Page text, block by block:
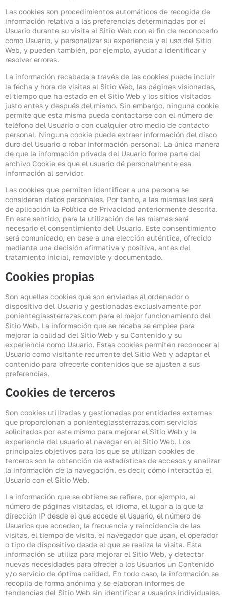
Las cookies son procedimientos automáticos de recogida de
información relativa a las preferencias determinadas por el
Usuario durante su visita al Sitio Web con el fin de reconocerlo
como Usuario, y personalizar su experiencia y el uso del Sitio
Web, y pueden también, por ejemplo, ayudar a identificar y
resolver errores.
La información recabada a través de las cookies puede incluir
la fecha y hora de visitas al Sitio Web, las páginas visionadas,
el tiempo que ha estado en el Sitio Web y los sitios visitados
justo antes y después del mismo. Sin embargo, ninguna cookie
permite que esta misma pueda contactarse con el número de
teléfono del Usuario o con cualquier otro medio de contacto
personal. Ninguna cookie puede extraer información del disco
duro del Usuario o robar información personal. La única manera
de que la información privada del Usuario forme parte del
archivo Cookie es que el usuario dé personalmente esa
información al servidor.
Las cookies que permiten identificar a una persona se
consideran datos personales. Por tanto, a las mismas les será
de aplicación la Política de Privacidad anteriormente descrita.
En este sentido, para la utilización de las mismas será
necesario el consentimiento del Usuario. Este consentimiento
será comunicado, en base a una elección auténtica, ofrecido
mediante una decisión afirmativa y positiva, antes del
tratamiento inicial, removible y documentado.
Cookies propias
Son aquellas cookies que son enviadas al ordenador o
dispositivo del Usuario y gestionadas exclusivamente por
ponienteglassterrazas.com para el mejor funcionamiento del
Sitio Web. La información que se recaba se emplea para
mejorar la calidad del Sitio Web y su Contenido y su
experiencia como Usuario. Estas cookies permiten reconocer al
Usuario como visitante recurrente del Sitio Web y adaptar el
contenido para ofrecerle contenidos que se ajusten a sus
preferencias.
Cookies de terceros
Son cookies utilizadas y gestionadas por entidades externas
que proporcionan a ponienteglassterrazas.com servicios
solicitados por este mismo para mejorar el Sitio Web y la
experiencia del usuario al navegar en el Sitio Web. Los
principales objetivos para los que se utilizan cookies de
terceros son la obtención de estadísticas de accesos y analizar
la información de la navegación, es decir, cómo interactúa el
Usuario con el Sitio Web.
La información que se obtiene se refiere, por ejemplo, al
número de páginas visitadas, el idioma, el lugar a la que la
dirección IP desde el que accede el Usuario, el número de
Usuarios que acceden, la frecuencia y reincidencia de las
visitas, el tiempo de visita, el navegador que usan, el operador
o tipo de dispositivo desde el que se realiza la visita. Esta
información se utiliza para mejorar el Sitio Web, y detectar
nuevas necesidades para ofrecer a los Usuarios un Contenido
y/o servicio de óptima calidad. En todo caso, la información se
recopila de forma anónima y se elaboran informes de
tendencias del Sitio Web sin identificar a usuarios individuales.